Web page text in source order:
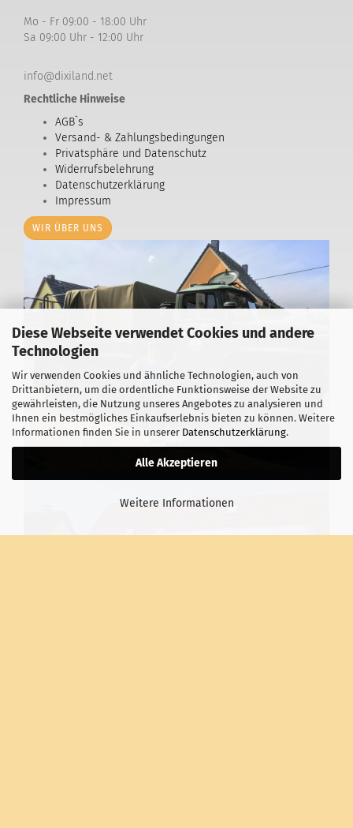
Diese Webseite verwendet Cookies und andere
Technologien
Wir verwenden Cookies und ähnliche Technologien, auch von
Drittanbietern, um die ordentliche Funktionsweise der Website zu
gewährleisten, die Nutzung unseres Angebotes zu analysieren und
Ihnen ein bestmögliches Einkaufserlebnis bieten zu können. Weitere
Informationen finden Sie in unserer Datenschutzerklärung.
Alle Akzeptieren
Weitere Informationen
Mo - Fr 09:00 - 18:00 Uhr
Sa 09:00 Uhr - 12:00 Uhr
info@dixiland.net
Rechtliche Hinweise
AGB`s
Versand- & Zahlungsbedingungen
Privatsphäre und Datenschutz
Widerrufsbelehrung
Datenschutzerklärung
Impressum
WIR ÜBER UNS